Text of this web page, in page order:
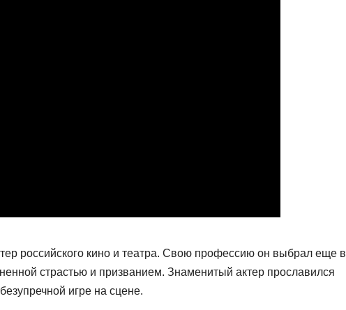
российского кино и театра. Свою профессию он выбрал еще в
страстью и призванием. Знаменитый актер прославился
игре на сцене.